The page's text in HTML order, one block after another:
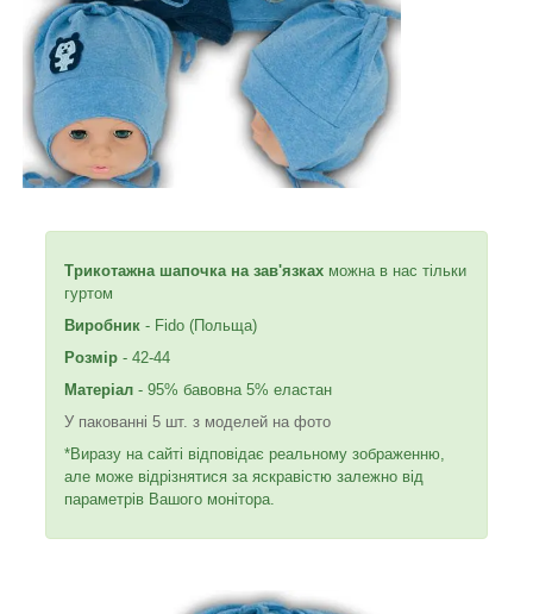
Трикотажна шапочка на зав'язках можна в нас тільки
гуртом
Виробник - Fido (Польща)
Розмір - 42-44
Матеріал - 95% бавовна 5% еластан
У пакованні 5 шт. з моделей на фото
*Виразу на сайті відповідає реальному зображенню,
але може відрізнятися за яскравістю залежно від
параметрів Вашого монітора.